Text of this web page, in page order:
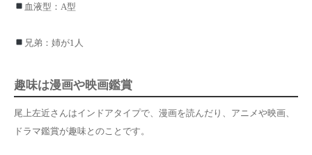
血液型：A型
兄弟：姉が1人
趣味は漫画や映画鑑賞
尾上左近さんはインドアタイプで、漫画を読んだり、アニメや映画、
ドラマ鑑賞が趣味とのことです。